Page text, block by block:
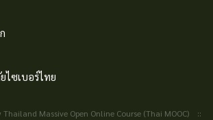
ไซเบอร์ไทย
Massive Open Online Course (Thai MOOC) ::